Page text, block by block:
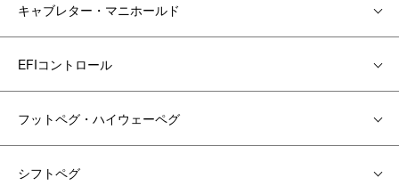
キャブレター・マニホールド
EFIコントロール
フットペグ・ハイウェーペグ
シフトペグ